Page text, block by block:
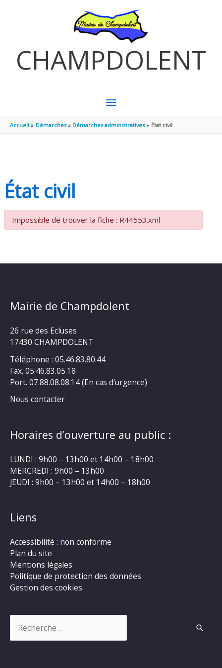
CHAMPDOLENT
MENU
PRINCIPAL
Accueil Démarches Démarches administratives État civil
État civil
Impossible de trouver la fiche : R44553.xml
Mairie de Champdolent
26 rue des Ecluses
17430 CHAMPDOLENT
Téléphone : 05.46.83.80.44
Fax. 05.46.83.05.18
Port. 07.88.08.08.14 (En cas d’urgence)
Nous contacter
Horaires d’ouverture au public :
LUNDI : 9h00 – 13h00 et 14h00 – 18h00
MERCREDI : 9h00 – 13h00
JEUDI : 9h00 – 13h00 et 14h00 – 18h00
Liens
Accessibilité : non conforme
Plan du site
Mentions légales
Politique de protection des données
Gestion des cookies